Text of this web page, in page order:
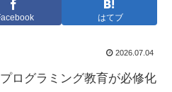
はてブ
2026.07.04
ログラミング教育が必修化